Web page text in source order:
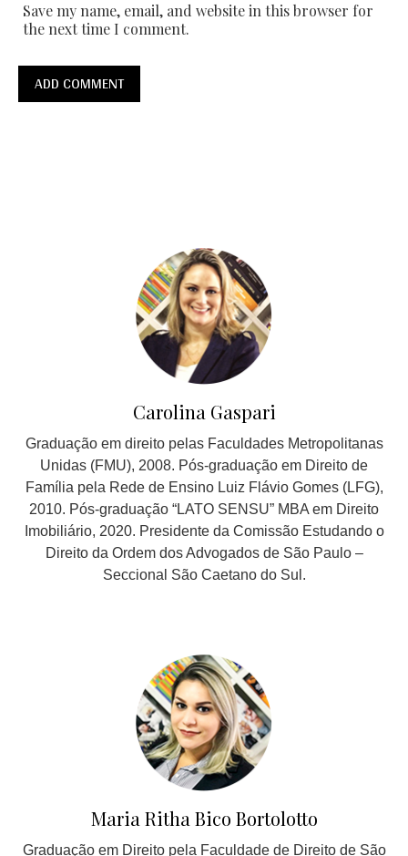
Save my name, email, and website in this browser for
the next time I comment.
Carolina Gaspari
Graduação em direito pelas Faculdades Metropolitanas
Unidas (FMU), 2008. Pós-graduação em Direito de
Família pela Rede de Ensino Luiz Flávio Gomes (LFG),
2010. Pós-graduação “LATO SENSU” MBA em Direito
Imobiliário, 2020. Presidente da Comissão Estudando o
Direito da Ordem dos Advogados de São Paulo –
Seccional São Caetano do Sul.
Maria Ritha Bico Bortolotto
Graduação em Direito pela Faculdade de Direito de São